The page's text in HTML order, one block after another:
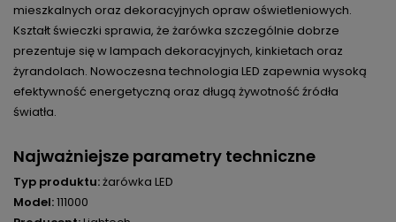
mieszkalnych oraz dekoracyjnych opraw oświetleniowych.
Kształt świeczki sprawia, że żarówka szczególnie dobrze
prezentuje się w lampach dekoracyjnych, kinkietach oraz
żyrandolach. Nowoczesna technologia LED zapewnia wysoką
efektywność energetyczną oraz długą żywotność źródła
światła.
Najważniejsze parametry techniczne
Typ produktu:żarówka LED
Model:111000